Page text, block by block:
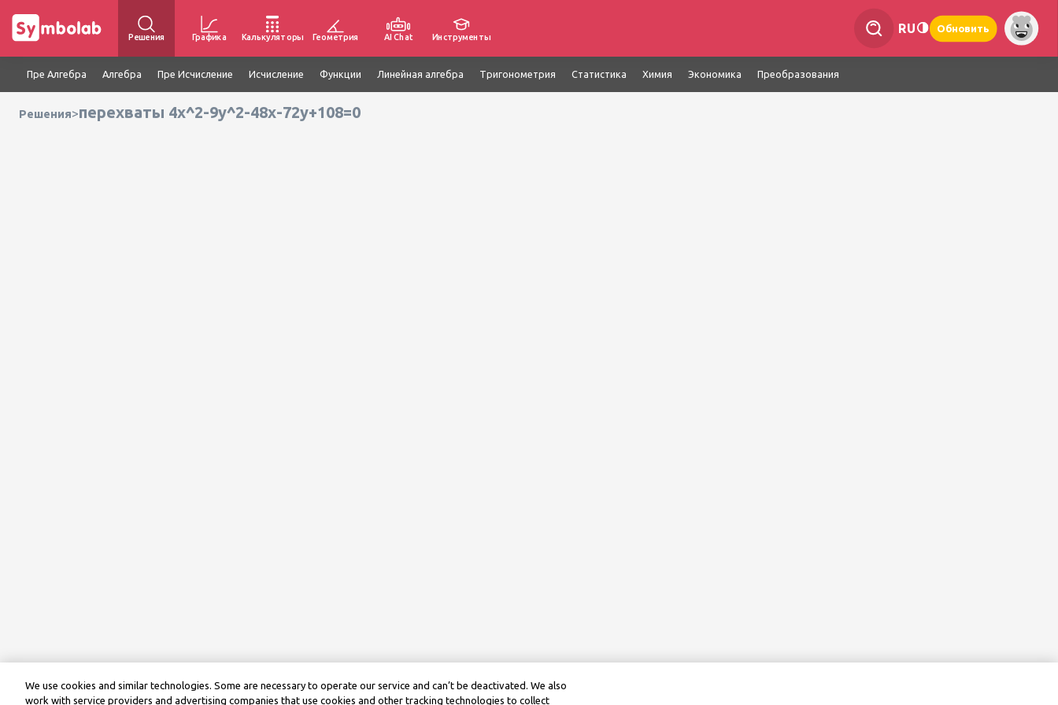
Решения Графика Калькуляторы Геометрия AI Chat Инструменты
RU Обновить
Пре Алгебра Алгебра Пре Исчисление Исчисление Функции Линейная алгебра Тригонометрия Статистика Химия Экономика Преобразования
Решения>перехваты 4x^2-9y^2-48x-72y+108=0
We use cookies and similar technologies. Some are necessary to operate our service and can’t be deactivated. We also
work with service providers and advertising companies that use cookies and other tracking technologies to collect